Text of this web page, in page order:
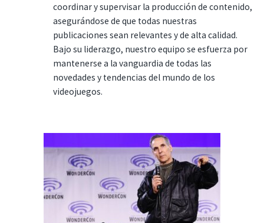
coordinar y supervisar la producción de contenido,
asegurándose de que todas nuestras
publicaciones sean relevantes y de alta calidad.
Bajo su liderazgo, nuestro equipo se esfuerza por
mantenerse a la vanguardia de todas las
novedades y tendencias del mundo de los
videojuegos.